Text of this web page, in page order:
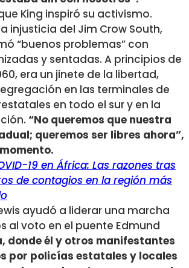
King inspiró su activismo.
injusticia del Jim Crow South,
“buenos problemas” con
y sentadas. A principios de
era un jinete de la libertad,
en las terminales de
en todo el sur y en la
“No queremos que nuestra
queremos ser libres ahora”,
19 en África: Las razones tras
de contagios en la región más
ayudó a liderar una marcha
al voto en el puente Edmund
donde él y otros manifestantes
por policías estatales y locales